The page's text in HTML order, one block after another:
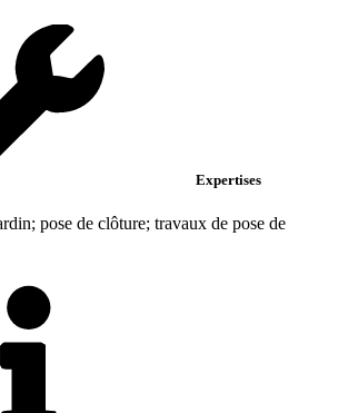
Expertises
pose de clôture; travaux de pose de